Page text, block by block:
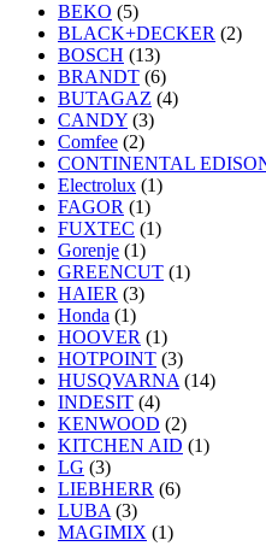
BEKO (5)
BLACK+DECKER (2)
BOSCH (13)
BRANDT (6)
BUTAGAZ (4)
CANDY (3)
Comfee (2)
CONTINENTAL
Electrolux (1)
FAGOR (1)
FUXTEC (1)
Gorenje (1)
GREENCUT (1)
HAIER (3)
Honda (1)
HOOVER (1)
HOTPOINT (3)
HUSQVARNA (14)
INDESIT (4)
KENWOOD (2)
KITCHEN AID (1)
LG (3)
LIEBHERR (6)
LUBA (3)
MAGIMIX (1)